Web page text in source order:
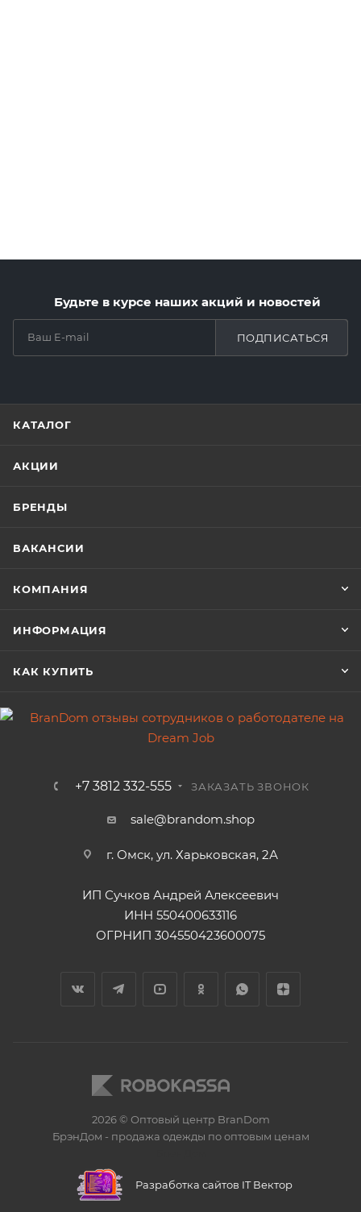
Будьте в курсе наших акций и новостей
ПОДПИСАТЬСЯ
КАТАЛОГ
АКЦИИ
БРЕНДЫ
ВАКАНСИИ
КОМПАНИЯ
ИНФОРМАЦИЯ
КАК КУПИТЬ
+7 3812 332-555 ЗАКАЗАТЬ ЗВОНОК
sale@brandom.shop
г. Омск, ул. Харьковская, 2А
ИП Сучков Андрей Алексеевич
ИНН 550400633116
ОГРНИП 304550423600075
2026 © Оптовый центр BranDom
БрэнДом - продажа одежды по оптовым ценам
Разработка сайтов IT Вектор